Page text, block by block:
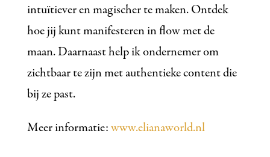
intuïtiever en magischer te maken. Ontdek
hoe jij kunt manifesteren in flow met de
maan. Daarnaast help ik ondernemer om
zichtbaar te zijn met authentieke content die
bij ze past.
Meer informatie:www.elianaworld.nl